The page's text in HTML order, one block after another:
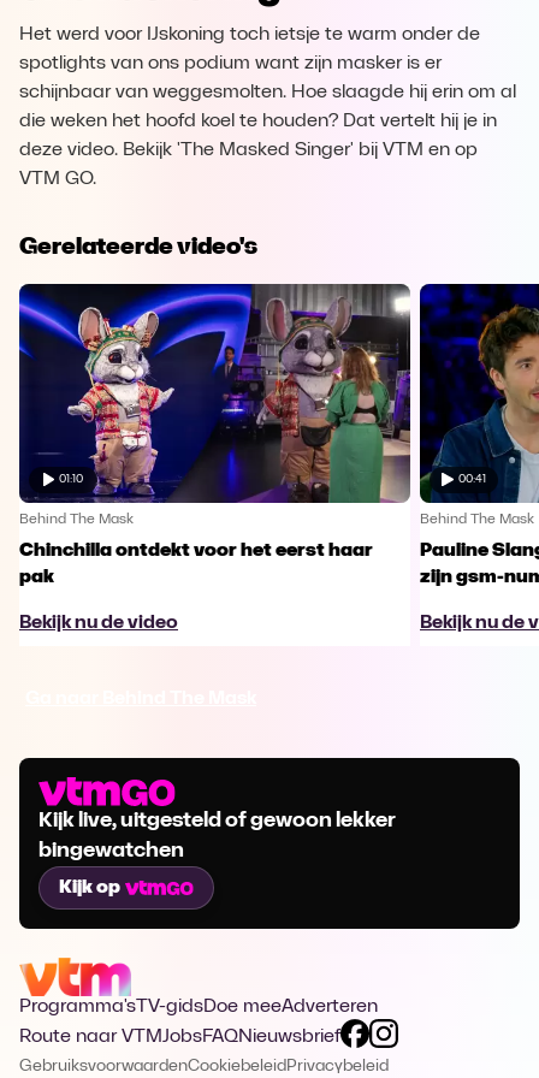
Het werd voor IJskoning toch ietsje te warm onder de
spotlights van ons podium want zijn masker is er
schijnbaar van weggesmolten. Hoe slaagde hij erin om al
die weken het hoofd koel te houden? Dat vertelt hij je in
deze video. Bekijk 'The Masked Singer' bij VTM en op
VTM GO.
Gerelateerde video's
01:10
Behind The Mask
Chinchilla ontdekt voor het eerst haar
pak
Bekijk nu de video
00:41
Behind The Mask
Pauline
zijn gsm-
Bekijk nu de
Kijk live, uitgesteld of gewoon lekker
bingewatchen
Kijk op
Programma's TV-gidsDoe meeAdverteren
Route naar VTMJobsFAQNieuwsbrief
GebruiksvoorwaardenCookiebeleid Privacybeleid